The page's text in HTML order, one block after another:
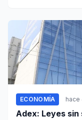
ECONOMÍA hace
Adex: Leyes